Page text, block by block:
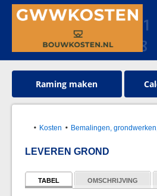
Raming maken
Kosten Bemalingen,
LEVEREN GROND
TABEL OMSCHRIJVING